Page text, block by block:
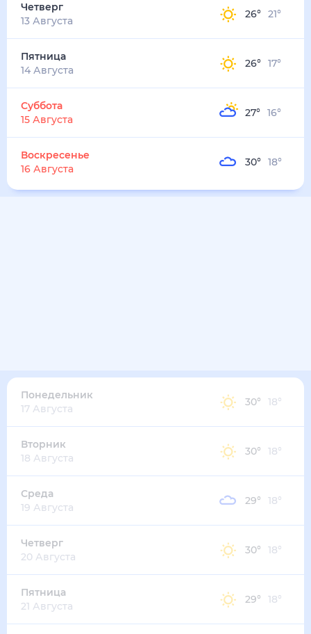
Четверг
13 Августа
26° 21°
Пятница
14 Августа
26° 17°
Суббота
15 Августа
27° 16°
Воскресенье
16 Августа
30° 18°
Понедельник
17 Августа
30° 18°
Вторник
18 Августа
30° 18°
Среда
19 Августа
29° 18°
Четверг
20 Августа
30° 18°
Пятница
21 Августа
29° 18°